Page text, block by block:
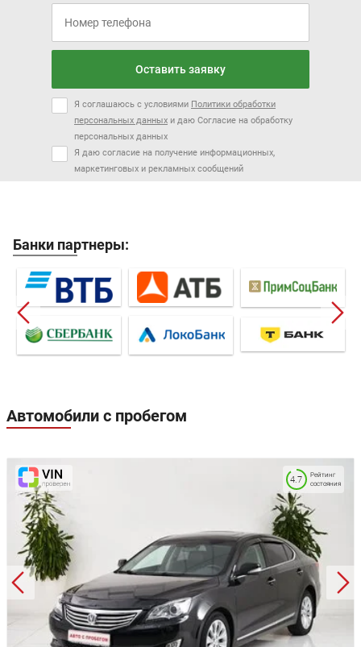
Оставить заявку
Я соглашаюсь с условиями Политики обработки
персональных данных и даю Согласие на обработку
персональных данных
Я даю согласие на получение информационных,
маркетинговых и рекламных сообщений
Банки партнеры:
Автомобили с пробегом
Рейтинг
состояния
4.7